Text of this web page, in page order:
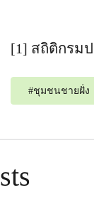
[1] สถิติกรมป
#ชุมชนชายฝั่ง